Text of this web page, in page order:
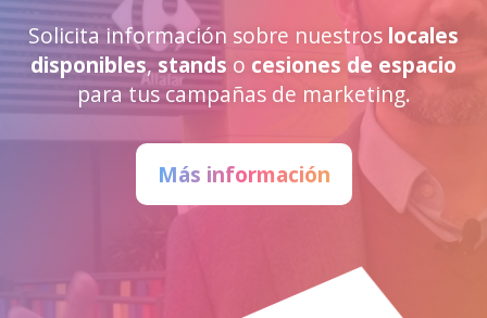
Solicita información sobre nuestros locales
disponibles, stands o cesiones de espacio
para tus campañas de marketing.
Más información